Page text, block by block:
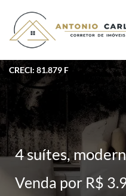
CRECI: 81.879 F
4 suítes,
Venda por R$